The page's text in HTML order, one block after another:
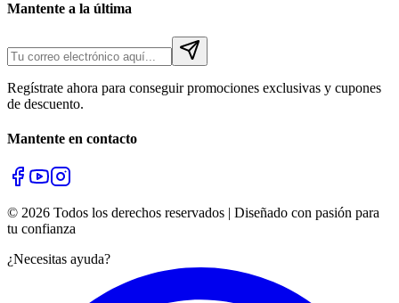
Mantente a la última
Regístrate ahora para conseguir promociones exclusivas y cupones
de descuento.
Mantente en contacto
© 2026 Todos los derechos reservados | Diseñado con pasión para
tu confianza
¿Necesitas ayuda?